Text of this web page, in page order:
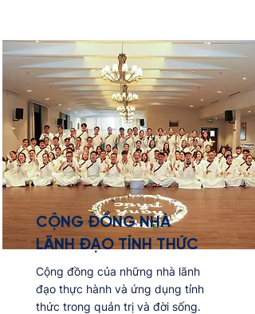
CỘNG ĐỒNG NHÀ
LÃNH ĐẠO TỈNH THỨC
Cộng đồng của những nhà lãnh
đạo thực hành và ứng dụng tỉnh
thức trong quản trị và đời sống.